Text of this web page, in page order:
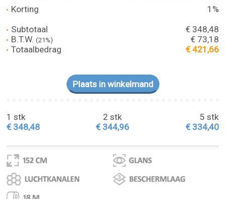
Korting
1%
Subtotaal
€ 348,48
B.T.W.(21%)
€ 73,18
Totaalbedrag
€ 421,66
1 stk
€ 348,48
2 stk
€ 344,96
5 stk
€ 334,40